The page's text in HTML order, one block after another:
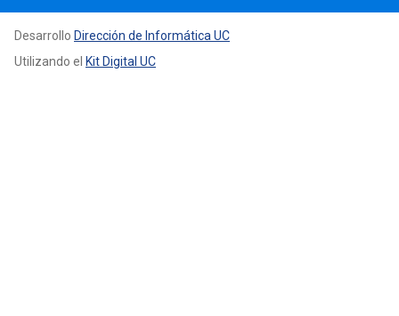
Desarrollo Dirección de Informática UC
Utilizando el Kit Digital UC